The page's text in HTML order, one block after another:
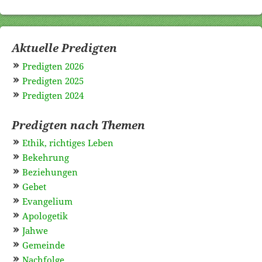
Aktuelle Predigten
Predigten 2026
Predigten 2025
Predigten 2024
Predigten nach Themen
Ethik, richtiges Leben
Bekehrung
Beziehungen
Gebet
Evangelium
Apologetik
Jahwe
Gemeinde